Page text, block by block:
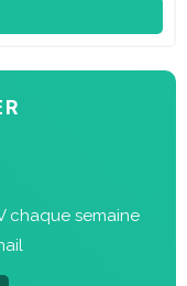
chaque semaine